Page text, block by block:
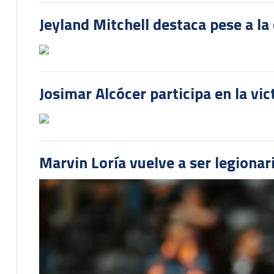
Jeyland Mitchell destaca pese a
Josimar Alcócer participa en la
Marvin Loría vuelve a ser